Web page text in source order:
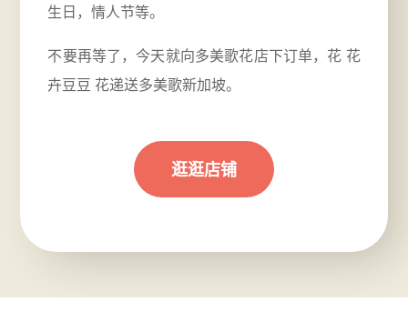
生日，情人节等。
不要再等了，今天就向多美歌花店下订单，花 花
卉豆豆 花递送多美歌新加坡。
逛逛店铺